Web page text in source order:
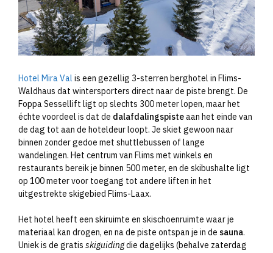
Hotel Mira Val is een gezellig 3-sterren berghotel in Flims-
Waldhaus dat wintersporters direct naar de piste brengt. De
Foppa Sessellift ligt op slechts 300 meter lopen, maar het
échte voordeel is dat de dalafdalingspisteaan het einde van
de dag tot aan de hoteldeur loopt. Je skiet gewoon naar
binnen zonder gedoe met shuttlebussen of lange
wandelingen. Het centrum van Flims met winkels en
restaurants bereik je binnen 500 meter, en de skibushalte ligt
op 100 meter voor toegang tot andere liften in het
uitgestrekte skigebied Flims-Laax.
Het hotel heeft een skiruimte en skischoenruimte waar je
materiaal kan drogen, en na de piste ontspan je in de sauna.
Uniek is de gratis skiguidingdie dagelijks (behalve zaterdag